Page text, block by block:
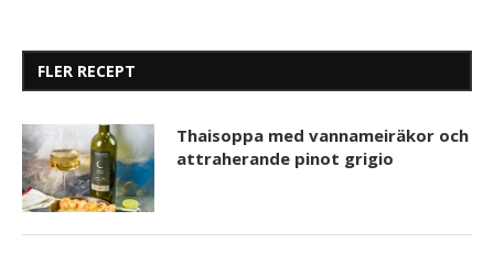
FLER RECEPT
Thaisoppa med vannameiräkor och
attraherande pinot grigio